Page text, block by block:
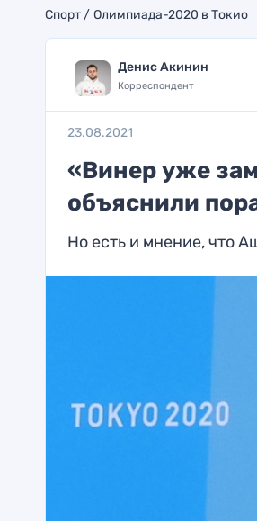
Спорт Олимпиада-2020 в Токио
Денис Акинин
Корреспондент
23.08.2021
«Винер уже
объяснили
Но есть и мнение, что